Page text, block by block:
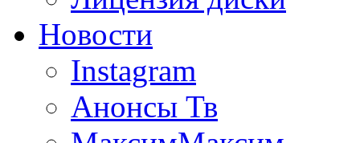
Новости
Instagram
Анонсы Тв